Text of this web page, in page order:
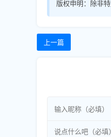
版权申明： 除非
上一篇